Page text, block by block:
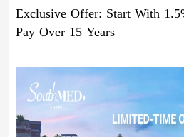
Exclusive Offer: Start With
Pay Over 15 Years